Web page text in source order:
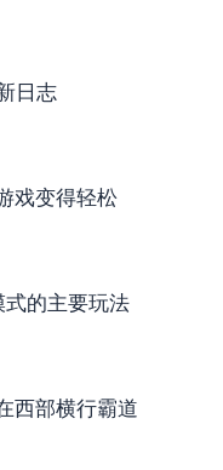
日志
戏变得轻松
式的主要玩法
西部横行霸道